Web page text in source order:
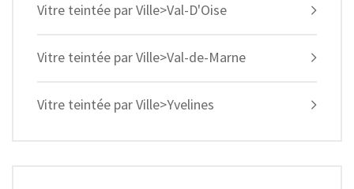
Vitre teintée par Ville>Val-D'Oise
Vitre teintée par Ville>Val-de-Marne
Vitre teintée par Ville>Yvelines